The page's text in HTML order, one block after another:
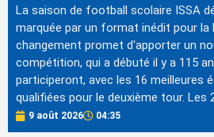
La saison de football scolaire ISSA
marquée par un format inédit pour la
changement promet d'apporter un
compétition, qui a débuté il y a 115
participeront, avec les 16 meilleures
qualifiées pour le deuxième tour. Les
9 août 2026 04:35